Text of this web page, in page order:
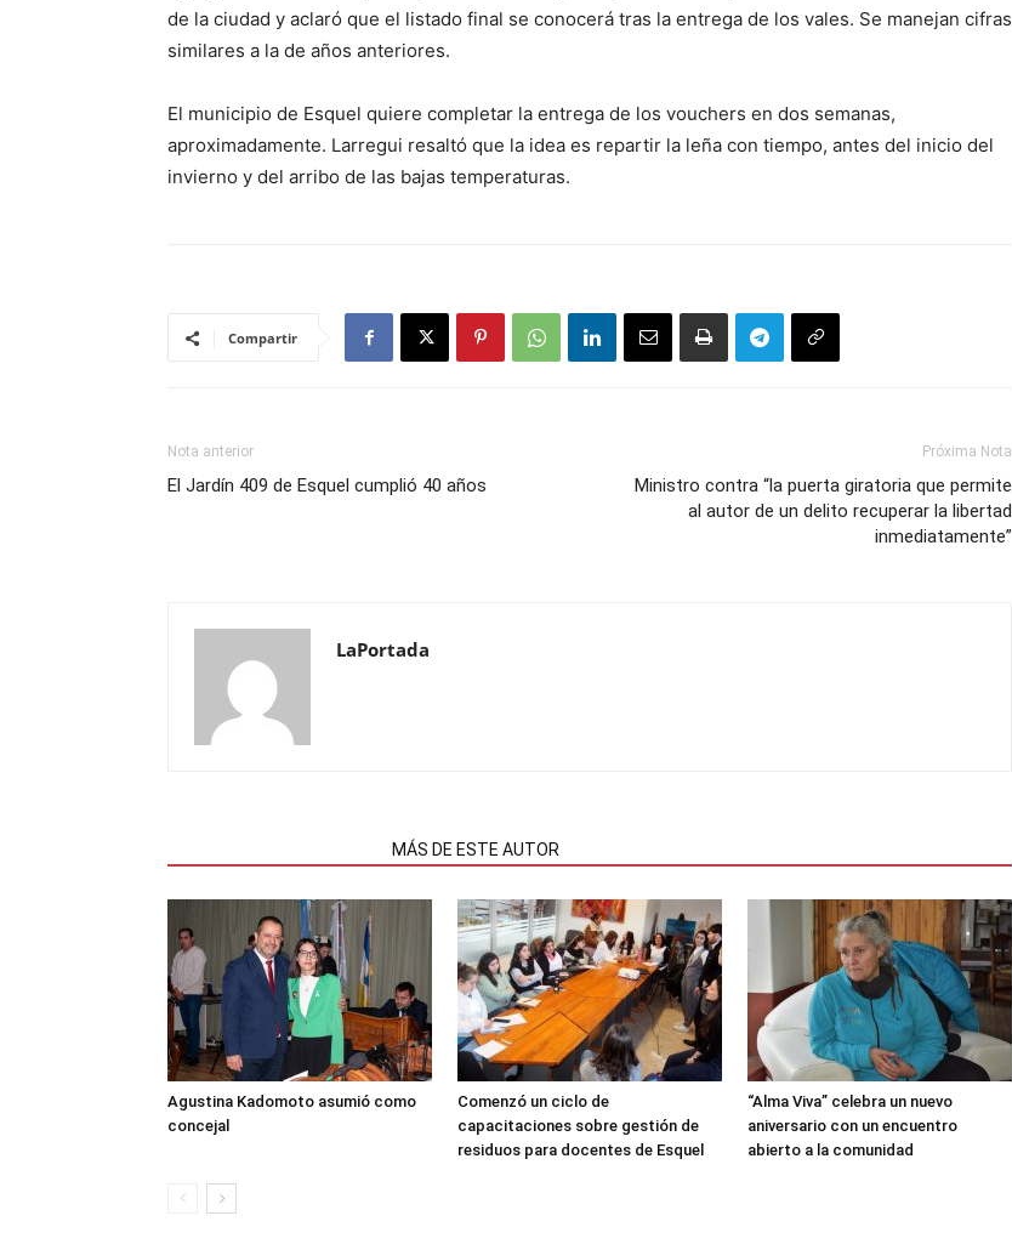
de la ciudad y aclaró que el listado final se conocerá tras la entrega de los vales. Se manejan cifras
similares a la de años anteriores.
El municipio de Esquel quiere completar la entrega de los vouchers en dos semanas,
aproximadamente. Larregui resaltó que la idea es repartir la leña con tiempo, antes del inicio del
invierno y del arribo de las bajas temperaturas.
Compartir
Nota anterior
El Jardín 409 de Esquel cumplió 40 años
Próxima Nota
Ministro contra “la puerta giratoria que permite
al autor de un delito recuperar la libertad
inmediatamente”
LaPortada
MÁS DE ESTE AUTOR
Agustina Kadomoto asumió como
concejal
Comenzó un ciclo de
capacitaciones sobre gestión de
residuos para docentes de Esquel
“Alma Viva” celebra un nuevo
aniversario con un encuentro
abierto a la comunidad